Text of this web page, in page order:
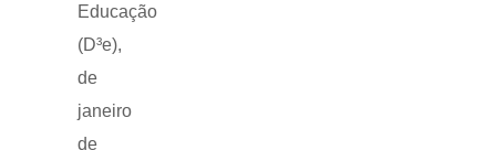
Educação
(D³e),
de
janeiro
de